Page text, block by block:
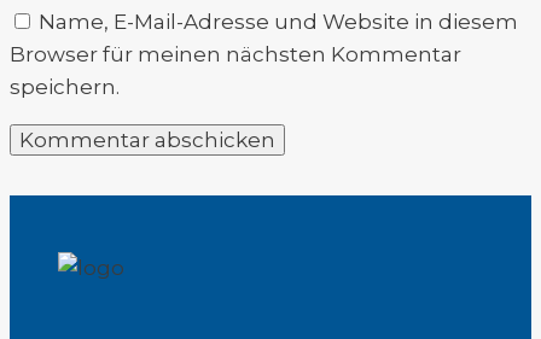
Name, E-Mail-Adresse und Website in diesem
Browser für meinen nächsten Kommentar
speichern.